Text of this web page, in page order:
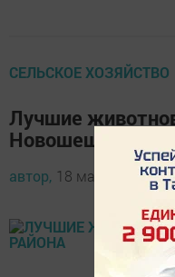
СЕЛЬСКОЕ ХОЗЯЙСТВО
Лучшие
автор, 18 марта 2016 -